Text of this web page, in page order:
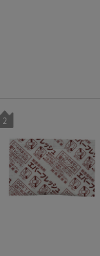
2